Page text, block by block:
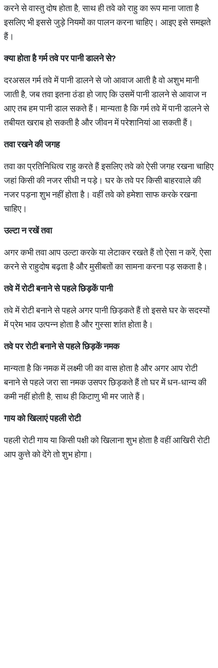
करने से वास्तु दोष होता है, साथ ही तवे को राहु का रूप माना जाता है
इसलिए भी इससे जुड़े नियमों का पालन करना चाहिए। आइए इसे समझते
हैं।
क्या होता है गर्म तवे पर पानी डालने से?
दरअसल गर्म तवे में पानी डालने से जो आवाज आती है वो अशुभ मानी
जाती है, जब तवा इतना ठंडा हो जाए कि उसमें पानी डालने से आवाज न
आए तब हम पानी डाल सकते हैं। मान्यता है कि गर्म तवे में पानी डालने से
तबीयत खराब हो सकती है और जीवन में परेशानियां आ सकती हैं।
तवा रखने की जगह
तवा का प्रतिनिधित्व राहु करते हैं इसलिए तवे को ऐसी जगह रखना चाहिए
जहां किसी की नजर सीधी न पड़े। घर के तवे पर किसी बाहरवाले की
नजर पड़ना शुभ नहीं होता है। वहीं तवे को हमेशा साफ करके रखना
चाहिए।
उल्टा न रखें तवा
अगर कभी तवा आप उल्टा करके या लेटाकर रखते हैं तो ऐसा न करें, ऐसा
करने से राहुदोष बढ़ता है और मुसीबतों का सामना करना पड़ सकता है।
तवे में रोटी बनाने से पहले छिड़कें पानी
तवे में रोटी बनाने से पहले अगर पानी छिड़कते हैं तो इससे घर के सदस्यों
में प्रेम भाव उत्पन्न होता है और गुस्सा शांत होता है।
तवे पर रोटी बनाने से पहले छिड़कें नमक
मान्यता है कि नमक में लक्ष्मी जी का वास होता है और अगर आप रोटी
बनाने से पहले जरा सा नमक उसपर छिड़कते हैं तो घर में धन-धान्य की
कमी नहीं होती है, साथ ही किटाणु भी मर जाते हैं।
गाय को खिलाएं पहली रोटी
पहली रोटी गाय या किसी पक्षी को खिलाना शुभ होता है वहीं आखिरी रोटी
आप कुत्ते को देंगे तो शुभ होगा।